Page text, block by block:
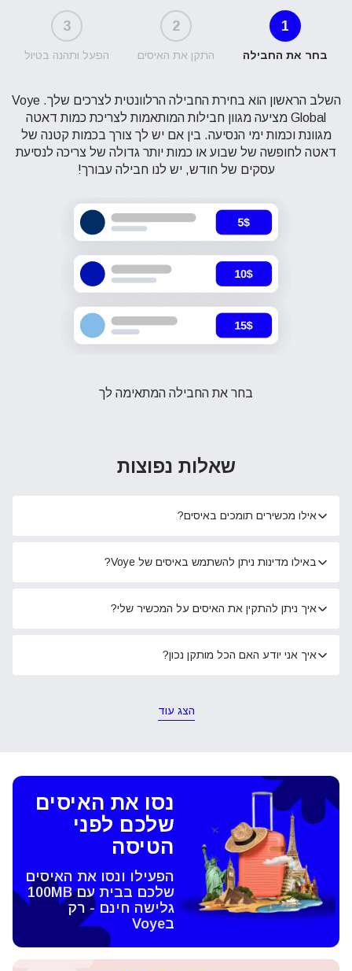
1
בחר את החבילה
2
התקן את האיסים
3
הפעל ותהנה בטיול
השלב הראשון הוא בחירת החבילה הרלוונטית לצרכים שלך. Voye
Global מציעה מגוון חבילות המותאמות לצריכת כמות דאטה
מגוונת וכמות ימי הנסיעה. בין אם יש לך צורך בכמות קטנה של
דאטה לחופשה של שבוע או כמות יותר גדולה של צריכה לנסיעת
עסקים של חודש, יש לנו חבילה עבורך!
בחר את החבילה המתאימה לך
שאלות נפוצות
אילו מכשירים תומכים באיסים?
באילו מדינות ניתן להשתמש באיסים של Voye?
איך ניתן להתקין את האיסים על המכשיר שלי?
איך אני יודע האם הכל מותקן נכון?
הצג עוד
נסו את האיסים
שלכם לפני
הטיסה
הפעילו ונסו את האיסים
שלכם בבית עם 100MB
גלישה חינם - רק
בVoye